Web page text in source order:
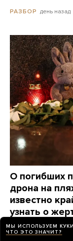
РАЗБОР день назад
О погибших
дрона на
известно
узнать о
НОВОСТИ 2 дня
МЫ ИСПОЛЬЗУЕМ
ЧТО ЭТО ЗНАЧИТ?